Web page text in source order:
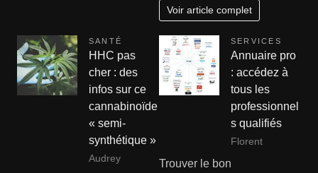
Voir article complet
SANTÉ
HHC pas
cher : des
infos sur ce
cannabinoïde
« semi-
synthétique »
Audrey
SERVICES
Annuaire pro
: accédez à
tous les
professionnel
s qualifiés
Florent
Trouver le bon